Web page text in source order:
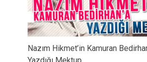
Nazım Hikmet’in Kamuran